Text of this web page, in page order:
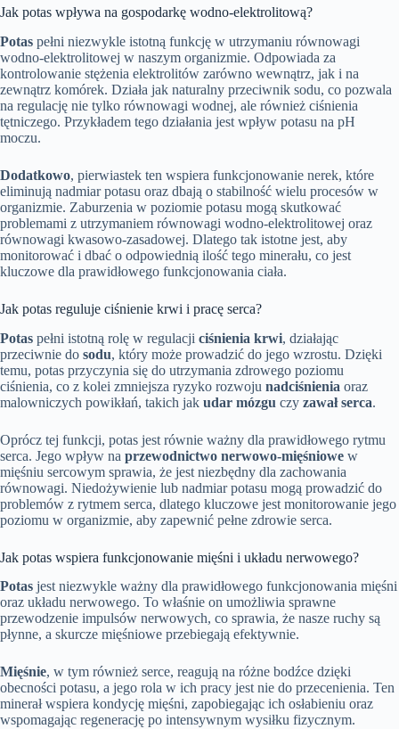
Jak potas wpływa na gospodarkę wodno-elektrolitową?
Potas pełni niezwykle istotną funkcję w utrzymaniu równowagi
wodno-elektrolitowej w naszym organizmie. Odpowiada za
kontrolowanie stężenia elektrolitów zarówno wewnątrz, jak i na
zewnątrz komórek. Działa jak naturalny przeciwnik sodu, co pozwala
na regulację nie tylko równowagi wodnej, ale również ciśnienia
tętniczego. Przykładem tego działania jest wpływ potasu na pH
moczu.
Dodatkowo, pierwiastek ten wspiera funkcjonowanie nerek, które
eliminują nadmiar potasu oraz dbają o stabilność wielu procesów w
organizmie. Zaburzenia w poziomie potasu mogą skutkować
problemami z utrzymaniem równowagi wodno-elektrolitowej oraz
równowagi kwasowo-zasadowej. Dlatego tak istotne jest, aby
monitorować i dbać o odpowiednią ilość tego minerału, co jest
kluczowe dla prawidłowego funkcjonowania ciała.
Jak potas reguluje ciśnienie krwi i pracę serca?
Potas pełni istotną rolę w regulacji ciśnienia krwi, działając
przeciwnie do sodu, który może prowadzić do jego wzrostu. Dzięki
temu, potas przyczynia się do utrzymania zdrowego poziomu
ciśnienia, co z kolei zmniejsza ryzyko rozwoju nadciśnienia oraz
malowniczych powikłań, takich jak udar mózgu czy zawał serca.
Oprócz tej funkcji, potas jest równie ważny dla prawidłowego rytmu
serca. Jego wpływ na przewodnictwo nerwowo-mięśniowe w
mięśniu sercowym sprawia, że jest niezbędny dla zachowania
równowagi. Niedożywienie lub nadmiar potasu mogą prowadzić do
problemów z rytmem serca, dlatego kluczowe jest monitorowanie jego
poziomu w organizmie, aby zapewnić pełne zdrowie serca.
Jak potas wspiera funkcjonowanie mięśni i układu nerwowego?
Potas jest niezwykle ważny dla prawidłowego funkcjonowania mięśni
oraz układu nerwowego. To właśnie on umożliwia sprawne
przewodzenie impulsów nerwowych, co sprawia, że nasze ruchy są
płynne, a skurcze mięśniowe przebiegają efektywnie.
Mięśnie, w tym również serce, reagują na różne bodźce dzięki
obecności potasu, a jego rola w ich pracy jest nie do przecenienia. Ten
minerał wspiera kondycję mięśni, zapobiegając ich osłabieniu oraz
wspomagając regenerację po intensywnym wysiłku fizycznym.